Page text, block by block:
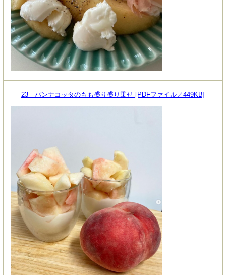
23 パンナコッタのもも盛り盛り乗せ [PDFファイル／449KB]